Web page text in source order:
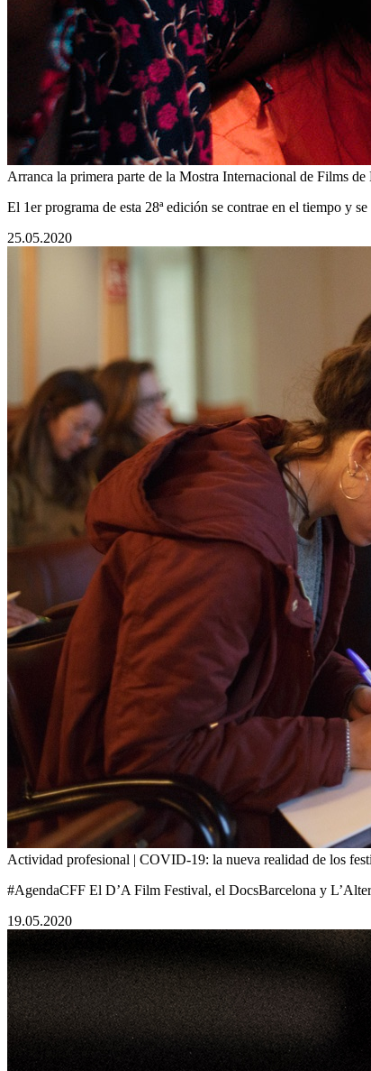
Arranca la primera parte de la Mostra Internacional de Films de
El 1er programa de esta 28ª edición se contrae en el tiempo y
25.05.2020
Actividad profesional | COVID-19: la nueva realidad de los
#AgendaCFF El D’A Film Festival, el DocsBarcelona y
19.05.2020